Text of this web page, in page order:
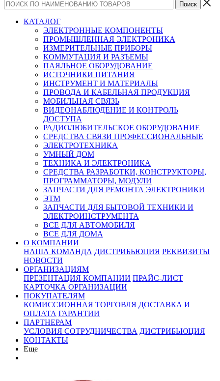
КАТАЛОГ
ЭЛЕКТРОННЫЕ КОМПОНЕНТЫ
ПРОМЫШЛЕННАЯ ЭЛЕКТРОНИКА
ИЗМЕРИТЕЛЬНЫЕ ПРИБОРЫ
КОММУТАЦИЯ И РАЗЪЕМЫ
ПАЯЛЬНОЕ ОБОРУДОВАНИЕ
ИСТОЧНИКИ ПИТАНИЯ
ИНСТРУМЕНТ И МАТЕРИАЛЫ
ПРОВОДА И КАБЕЛЬНАЯ ПРОДУКЦИЯ
МОБИЛЬНАЯ СВЯЗЬ
ВИДЕОНАБЛЮДЕНИЕ И КОНТРОЛЬ
ДОСТУПА
РАДИОЛЮБИТЕЛЬСКОЕ ОБОРУДОВАНИЕ
СРЕДСТВА СВЯЗИ ПРОФЕССИОНАЛЬНЫЕ
ЭЛЕКТРОТЕХНИКА
УМНЫЙ ДОМ
ТЕХНИКА И ЭЛЕКТРОНИКА
СРЕДСТВА РАЗРАБОТКИ, КОНСТРУКТОРЫ,
ПРОГРАММАТОРЫ, МОДУЛИ
ЗАПЧАСТИ ДЛЯ РЕМОНТА ЭЛЕКТРОНИКИ
ЭТМ
ЗАПЧАСТИ ДЛЯ БЫТОВОЙ ТЕХНИКИ И
ЭЛЕКТРОИНСТРУМЕНТА
ВСЕ ДЛЯ АВТОМОБИЛЯ
ВСЕ ДЛЯ ДОМА
О КОМПАНИИ
НАША КОМАНДА ДИСТРИБЬЮЦИЯ РЕКВИЗИТЫ
НОВОСТИ
ОРГАНИЗАЦИЯМ
ПРЕЗЕНТАЦИЯ КОМПАНИИ ПРАЙС-ЛИСТ
КАРТОЧКА ОРГАНИЗАЦИИ
ПОКУПАТЕЛЯМ
КОМИССИОННАЯ ТОРГОВЛЯ ДОСТАВКА И
ОПЛАТА ГАРАНТИИ
ПАРТНЕРАМ
УСЛОВИЯ СОТРУДНИЧЕСТВА ДИСТРИБЬЮЦИЯ
КОНТАКТЫ
Еще